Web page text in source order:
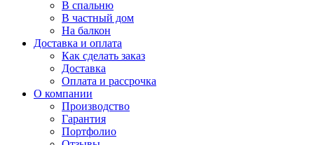
В спальню
В частный дом
На балкон
Доставка и оплата
Как сделать заказ
Доставка
Оплата и рассрочка
О компании
Производство
Гарантия
Портфолио